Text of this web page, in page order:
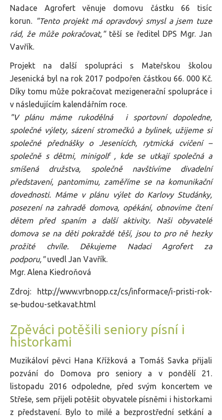
Nadace Agrofert věnuje domovu částku 66 tisíc
korun. "Tento projekt má opravdový smysl a jsem tuze
rád, že může pokračovat,"těší se ředitel DPS Mgr. Jan
Vavřík.
Projekt na další spolupráci s Mateřskou školou
Jesenická byl na rok 2017 podpořen částkou 66. 000 Kč.
Díky tomu může pokračovat mezigenerační spolupráce i
v následujícím kalendářním roce.
"V plánu máme rukodělná i sportovní dopoledne,
společné výlety, sázení stromečků a bylinek, užijeme si
společné přednášky o Jesenících, rytmická cvičení –
společně s dětmi, minigolf , kde se utkají společná a
smíšená družstva, společně navštívíme divadelní
představení, pantomimu, zaměříme se na komunikační
dovednosti. Máme v plánu výlet do Karlovy Studánky,
posezení na zahradě domova, opékání, obnovíme čtení
dětem před spaním a další aktivity. Naši obyvatelé
domova se na děti pokraždé těší, jsou to pro ně hezky
prožité chvíle. Děkujeme Nadaci Agrofert za
podporu,"uvedl Jan Vavřík.
Mgr. Alena Kiedroňová
Zdroj: http://www.vrbnopp.cz/cs/informace/i-pristi-rok-
se-budou-setkavat.html
Zpěváci potěšili seniory písní i
historkami
Muzikáloví pěvci Hana Křížková a Tomáš Savka přijali
pozvání do Domova pro seniory a v pondělí 21.
listopadu 2016 odpoledne, před svým koncertem ve
Střeše, sem přijeli potěšit obyvatele písněmi i historkami
z představení. Bylo to milé a bezprostřední setkání a